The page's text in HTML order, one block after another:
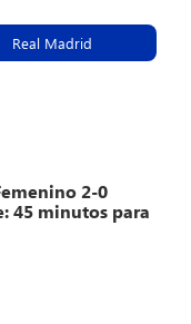
Real Madrid
2-0
45 minutos para